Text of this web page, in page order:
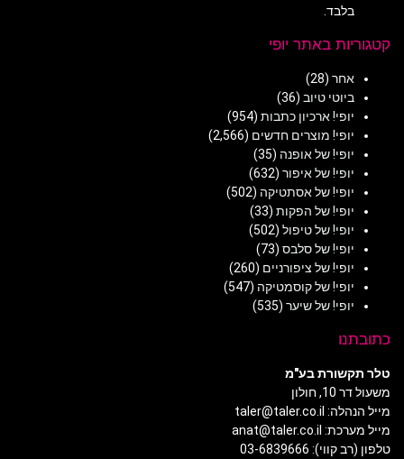
בלבד.
קטגוריות באתר יופי
אחר (28)
ביוטי טיוב (36)
יופי! ארכיון כתבות (954)
יופי! מוצרים חדשים (2,566)
יופי! של אופנה (35)
יופי! של איפור (632)
יופי! של אסתטיקה (502)
יופי! של הפקות (33)
יופי! של טיפול (502)
יופי! של סלבס (73)
יופי! של ציפורניים (260)
יופי! של קוסמטיקה (547)
יופי! של שיער (535)
כתובתנו
טלר תקשורת בע"מ
משעול דר 10, חולון
מייל הנהלה: taler@taler.co.il
מייל מערכת: anat@taler.co.il
טלפון (רב קווי): 03-6839666